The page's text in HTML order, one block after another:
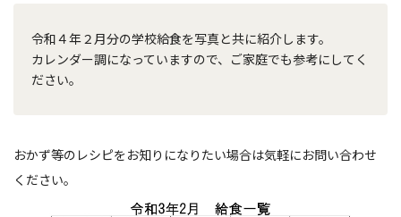
令和４年２月分の学校給食を写真と共に紹介します。
カレンダー調になっていますので、ご家庭でも参考にしてく
ださい。
おかず等のレシピをお知りになりたい場合は気軽にお問い合わせ
ください。